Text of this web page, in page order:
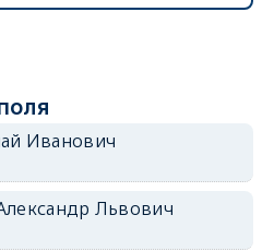
Иванович
Львович